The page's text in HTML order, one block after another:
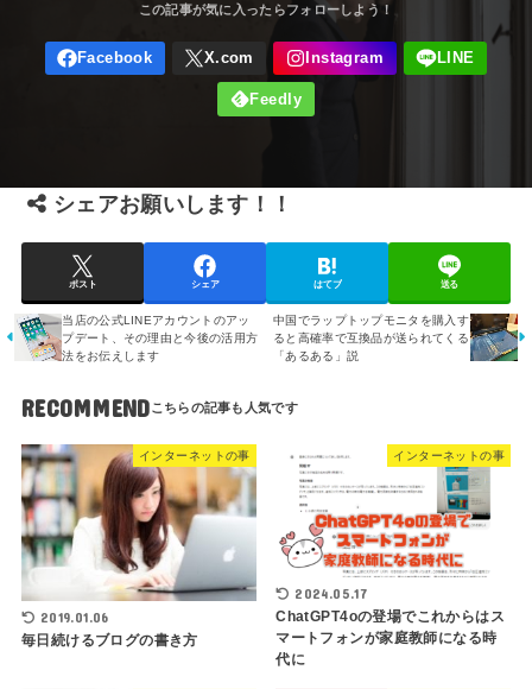
シェアお願いします！！
ポスト シェア はてブ 送る
中国でラップトップモニタを購入す
ると高確率で互換品が送られてくる
「あるある」説
当店の公式LINEアカウントのアッ
プデート、その理由と今後の活用方
法をお伝えします
RECOMMEND
インターネットの事
2019.01.06
毎日続けるブログの書き方
インターネットの事
2024.05.17
ChatGPT4oの登場でこれからはス
マートフォンが家庭教師になる時
代に